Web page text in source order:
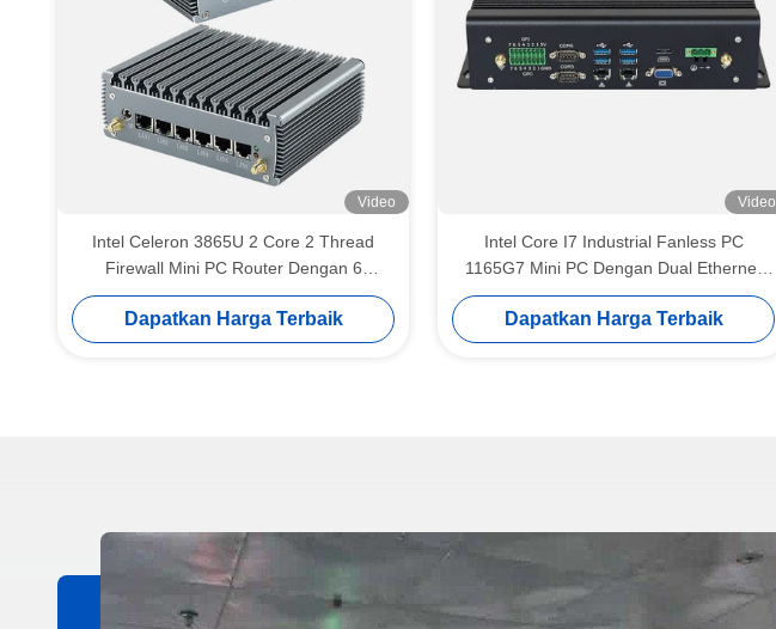
Video
Intel Celeron 3865U 2 Core 2 Thread
Firewall Mini PC Router Dengan 6
Ethernet DDR4
Dapatkan Harga Terbaik
Video
Intel Core I7 Industrial Fanless PC
1165G7 Mini PC Dengan Dual Ethernet
Hexa COM
Dapatkan Harga Terbaik